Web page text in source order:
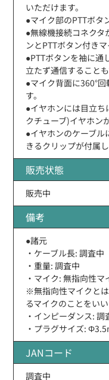
いただけます。
●マイク部のPTTボタ
●無線機接続コネクタ
ンとPTTボタン付き
●PTTボタンを袖に通
立たず通信することも
●マイク背面に360°
す。
●イヤホンには目立ち
クチューブ)イヤホン
●イヤホンのケーブ
きるクリップが付属し
販売状態
販売中
備考
●諸元
・ケーブル長: 調査中
・重量: 調査中
・マイク: 無指向性マ
※無指向性マイクと
るマイクのことをいい
・インピーダンス: 調
・プラグサイズ:
JANコード
調査中